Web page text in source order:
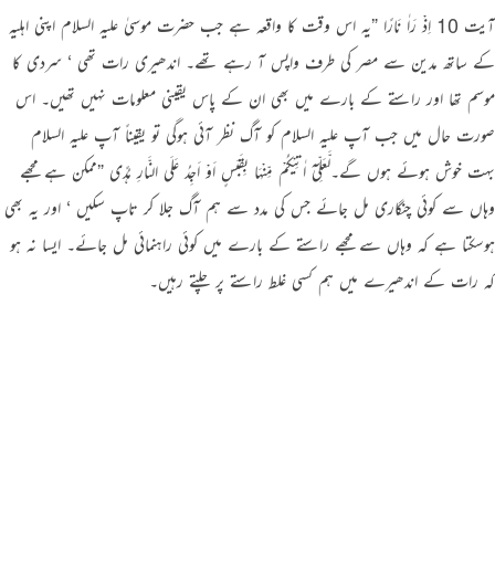
آیت 10 اِذْ رَاٰ نَارًا ”یہ اس وقت کا واقعہ ہے جب حضرت موسیٰ علیہ السلام اپنی اہلیہ
کے ساتھ مدین سے مصر کی طرف واپس آ رہے تھے۔ اندھیری رات تھی ‘ سردی کا
موسم تھا اور راستے کے بارے میں بھی ان کے پاس یقینی معلومات نہیں تھیں۔ اس
صورت حال میں جب آپ علیہ السلام کو آگ نظر آئی ہوگی تو یقیناً آپ علیہ السلام
بہت خوش ہوئے ہوں گے۔لَّعَلِّیْٓ اٰتِیْکُمْ مِّنْہَا بِقَبَسٍ اَوْ اَجِدُ عَلَی النَّارِ ہُدًی ”ممکن ہے مجھے
وہاں سے کوئی چنگاری مل جائے جس کی مدد سے ہم آگ جلا کر تاپ سکیں ‘ اور یہ بھی
ہوسکتا ہے کہ وہاں سے مجھے راستے کے بارے میں کوئی راہنمائی مل جائے۔ ایسا نہ ہو
کہ رات کے اندھیرے میں ہم کسی غلط راستے پر چلتے رہیں۔